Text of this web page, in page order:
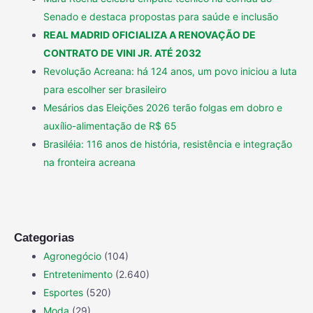
Senado e destaca propostas para saúde e inclusão
REAL MADRID OFICIALIZA A RENOVAÇÃO DE
CONTRATO DE VINI JR. ATÉ 2032
Revolução Acreana: há 124 anos, um povo iniciou a luta
para escolher ser brasileiro
Mesários das Eleições 2026 terão folgas em dobro e
auxílio-alimentação de R$ 65
Brasiléia: 116 anos de história, resistência e integração
na fronteira acreana
Categorias
Agronegócio (104)
Entretenimento (2.640)
Esportes (520)